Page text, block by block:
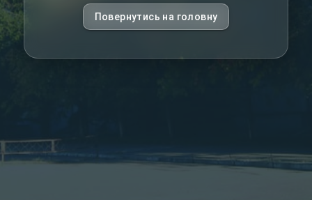
Повернутись на головну